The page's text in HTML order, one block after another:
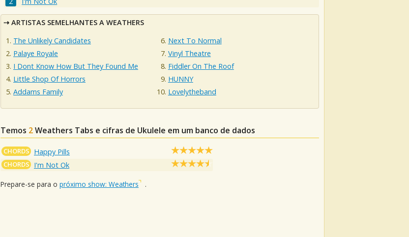
ARTISTAS SEMELHANTES A WEATHERS
The Unlikely Candidates
Palaye Royale
I Dont Know How But They Found Me
Little Shop Of Horrors
Addams Family
Next To Normal
Vinyl Theatre
Fiddler On The Roof
HUNNY
Lovelytheband
Temos 2Weathers Tabs e cifras de Ukulele em um banco de dados
CHORDS Happy Pills
CHORDS I'm Not Ok
Prepare-se para o próximo show: Weathers .